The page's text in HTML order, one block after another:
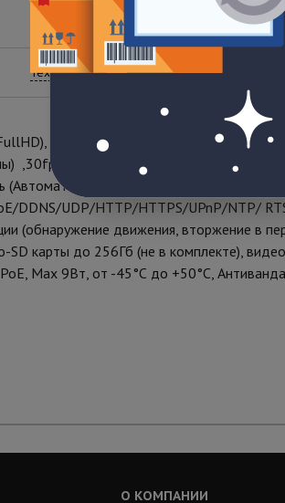
Технические характеристики
Sony IMX307 STARVIS, аппаратный
,30fps@2,1 Мп, HI3516CV300,
(Автоматически/Вручную/По расписанию,
DDNS/UDP/HTTP/HTTPS/UPnP/NTP/
(обнаружение движения, вторжение в
SD карты до 256Гб (не в комплекте),
Мах 9Вт, от -45°С до +50°С,
О КОМПАНИИ